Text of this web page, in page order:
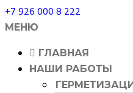
+7 926 000 8 222
МЕНЮ
ГЛАВНАЯ
НАШИ РАБОТЫ